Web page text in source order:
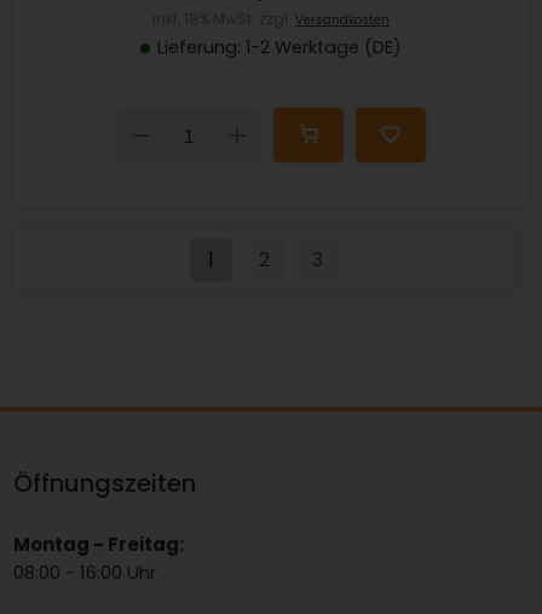
Versandkosten
Lieferung: 1-2 Werktage (DE)
Down
1 2 3
Öffnungszeiten
Montag - Freitag:
08:00 - 16:00 Uhr